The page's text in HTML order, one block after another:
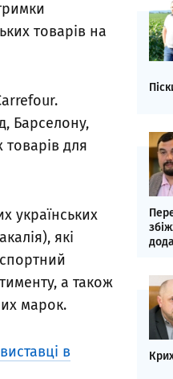
товарів на
Барселону,
для
українських
які
а також
марок.
в